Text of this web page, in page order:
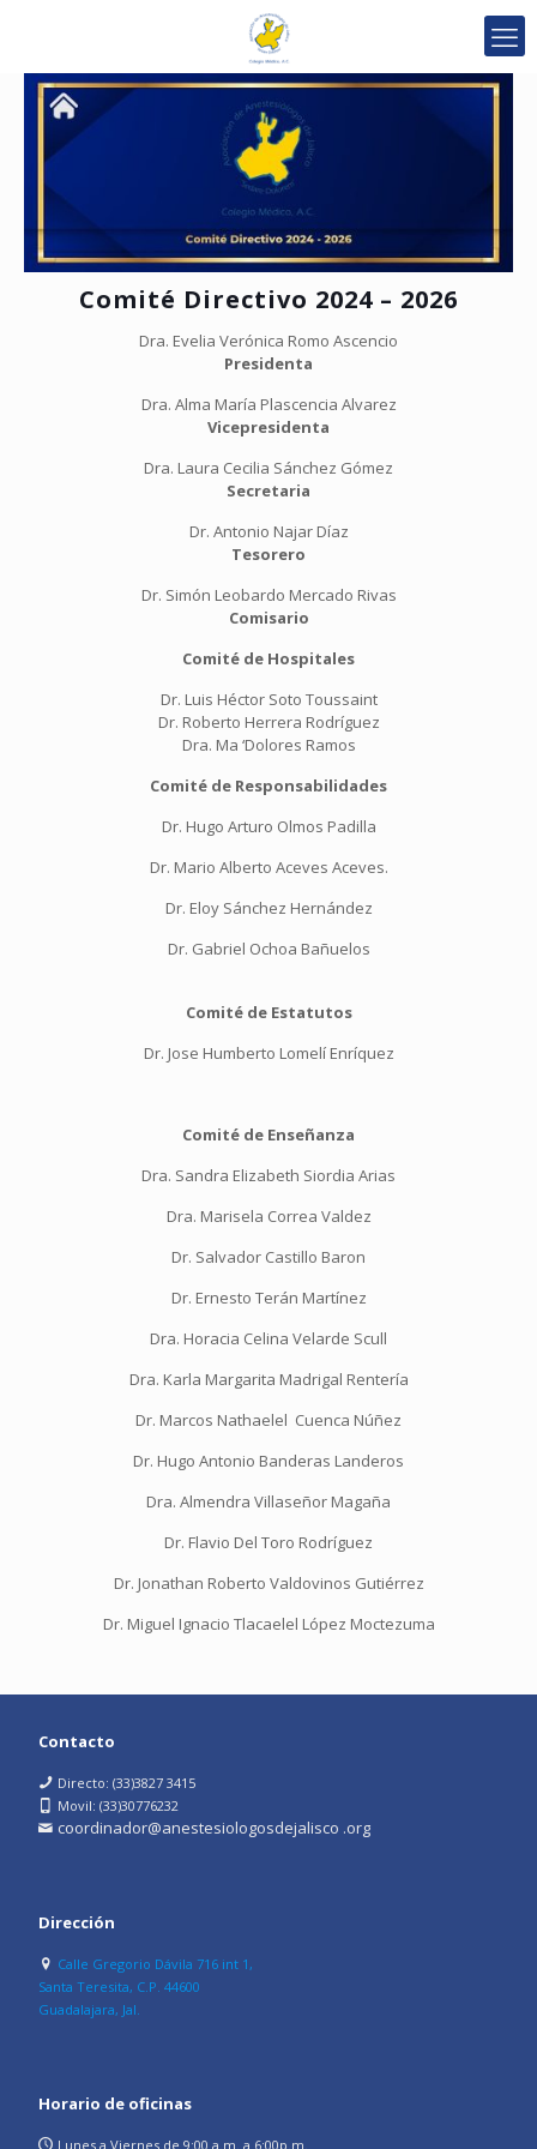
Comité Directivo 2024 – 2026
Dra. Evelia Verónica Romo Ascencio
Presidenta
Dra. Alma María Plascencia Alvarez
Vicepresidenta
Dra. Laura Cecilia Sánchez Gómez
Secretaria
Dr. Antonio Najar Díaz
Tesorero
Dr. Simón Leobardo Mercado Rivas
Comisario
Comité de Hospitales
Dr. Luis Héctor Soto Toussaint
Dr. Roberto Herrera Rodríguez
Dra. Ma ‘Dolores Ramos
Comité de Responsabilidades
Dr. Hugo Arturo Olmos Padilla
Dr. Mario Alberto Aceves Aceves.
Dr. Eloy Sánchez Hernández
Dr. Gabriel Ochoa Bañuelos
Comité de Estatutos
Dr. Jose Humberto Lomelí Enríquez
Comité de Enseñanza
Dra. Sandra Elizabeth Siordia Arias
Dra. Marisela Correa Valdez
Dr. Salvador Castillo Baron
Dr. Ernesto Terán Martínez
Dra. Horacia Celina Velarde Scull
Dra. Karla Margarita Madrigal Rentería
Dr. Marcos Nathaelel Cuenca Núñez
Dr. Hugo Antonio Banderas Landeros
Dra. Almendra Villaseñor Magaña
Dr. Flavio Del Toro Rodríguez
Dr. Jonathan Roberto Valdovinos Gutiérrez
Dr. Miguel Ignacio Tlacaelel López Moctezuma
Contacto
Directo: (33)3827 3415
Movil: (33)30776232
coordinador@anestesiologosdejalisco .org
Dirección
Calle Gregorio Dávila 716 int 1,
Santa Teresita, C.P. 44600
Guadalajara, Jal.
Horario de oficinas
Lunes a Viernes de 9:00 a.m. a 6:00p.m.